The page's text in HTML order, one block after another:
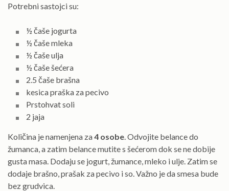
Potrebni sastojci su:
½ čaše jogurta
½ čaše mleka
½ čaše ulja
½ čaše šećera
2.5 čaše brašna
kesica praška za pecivo
Prstohvat soli
2 jaja
Količina je namenjena za4 osobe . Odvojite belance do
žumanca, a zatim belance mutite s šećerom dok se ne dobije
gusta masa. Dodaju se jogurt, žumance, mleko i ulje. Zatim se
dodaje brašno, prašak za pecivo i so. Važno je da smesa bude
bez grudvica.